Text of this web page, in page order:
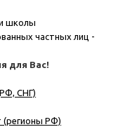
школы
частных лиц -
для Вас!
СНГ)
(регионы РФ)